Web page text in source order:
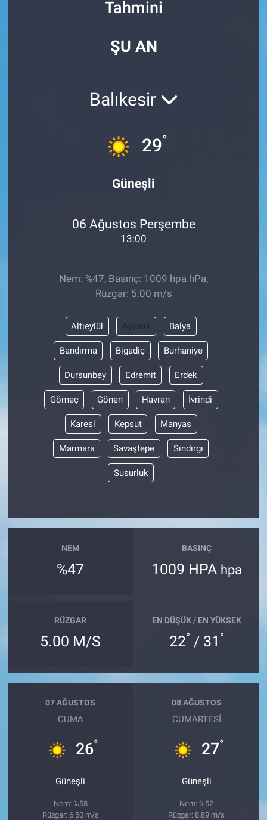
Tahmini
ŞU AN
Balıkesir
29°
Güneşli
06 Ağustos Perşembe
13:00
Nem: %47, Basınç: 1009 hpa hPa,
Rüzgar: 5.00 m/s
Altıeylül Ayvalık Balya
Bandırma Bigadiç Burhaniye
Dursunbey Edremit Erdek
Gömeç Gönen Havran İvrindi
Karesi Kepsut Manyas
Marmara Savaştepe Sındırgı
Susurluk
NEM
%47
BASINÇ
1009 HPA hpa
RÜZGAR
5.00 M/S
EN DÜŞÜK / EN YÜKSEK
22° / 31 °
07 AĞUSTOS
CUMA
26°
Güneşli
Nem: %58
Rüzgar: 6.50 m/s
08 AĞUSTOS
CUMARTESI
27°
Güneşli
Nem: %52
Rüzgar: 8.89 m/s